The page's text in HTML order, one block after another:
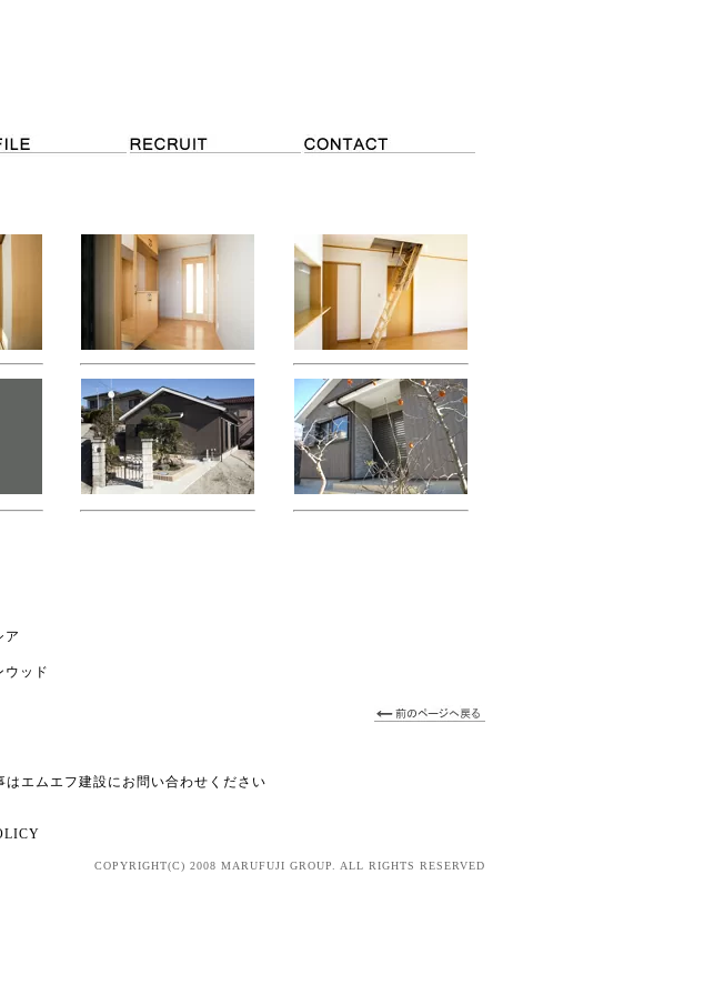
ア
ウッド
エムエフ建設にお問い合わせください
COPYRIGHT(C) 2008 MARUFUJI GROUP. ALL RIGHTS RESERVED